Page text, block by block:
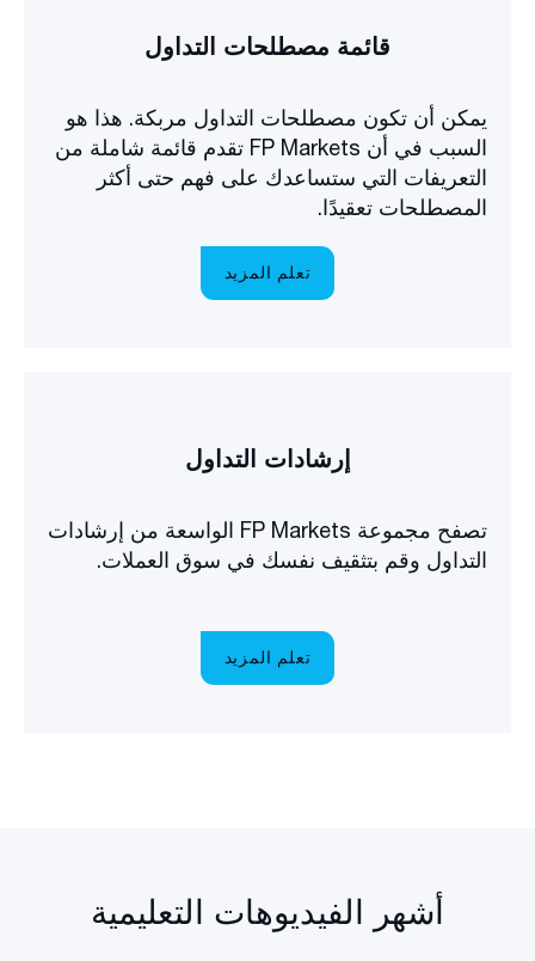
قائمة مصطلحات التداول
يمكن أن تكون مصطلحات التداول مربكة. هذا هو
السبب في أن FP Markets تقدم قائمة شاملة من
التعريفات التي ستساعدك على فهم حتى أكثر
المصطلحات تعقيدًا.
تعلم المزيد
إرشادات التداول
تصفح مجموعة FP Markets الواسعة من إرشادات
التداول وقم بتثقيف نفسك في سوق العملات.
تعلم المزيد
أشهر الفيديوهات التعليمية